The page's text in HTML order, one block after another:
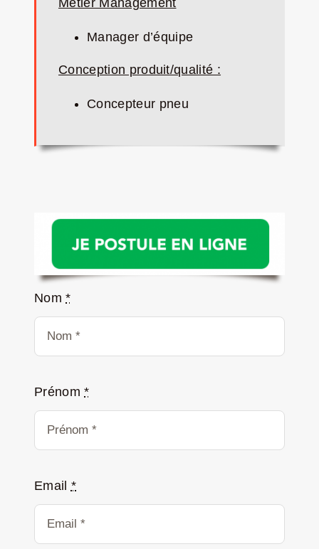
Métier Management
Manager d’équipe
Conception produit/qualité :
Concepteur pneu
Nom*
Prénom*
Email *